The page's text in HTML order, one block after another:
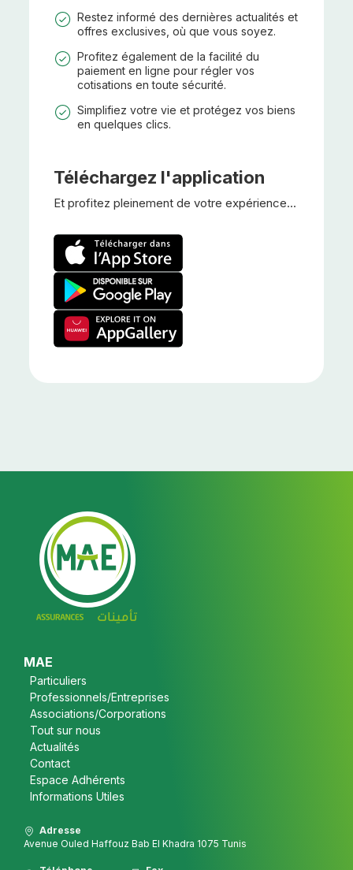
Restez informé des dernières actualités et
offres exclusives, où que vous soyez.
Profitez également de la facilité du
paiement en ligne pour régler vos
cotisations en toute sécurité.
Simplifiez votre vie et protégez vos biens
en quelques clics.
Téléchargez l'application
Et profitez pleinement de votre expérience...
Footer
MAE
Particuliers
Professionnels/Entreprises
Associations/Corporations
Tout sur nous
Actualités
Contact
Espace Adhérents
Informations Utiles
Adresse
Avenue Ouled Haffouz Bab El Khadra 1075 Tunis